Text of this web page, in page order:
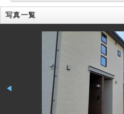
写真一覧